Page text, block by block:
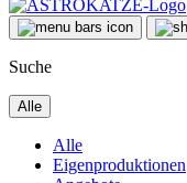
Suche
Alle
Alle
Eigenproduktionen